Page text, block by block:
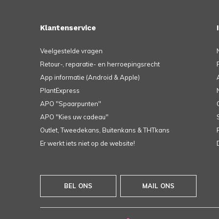
Klantenservice
Veelgestelde vragen
Retour-, reparatie- en herroepingsrecht
App informatie (Android & Apple)
PlantExpress
APO ''Spaarpunten''
APO ''Kies uw cadeau''
Outlet, Tweedekans, Buitenkans & THTkans
Er werkt iets niet op de website!
BEL ONS MAIL ONS